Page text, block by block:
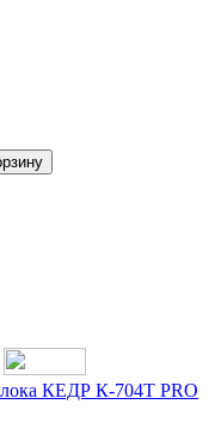
КЕДР К-704Т PRO